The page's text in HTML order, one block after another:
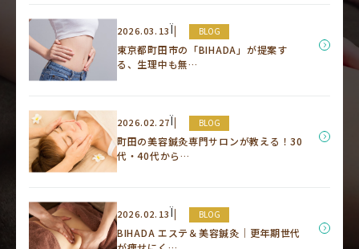
2026.03.13Ï BLOG
東京都町田市の「BIHADA」が提案す
る、生理中も無…
2026.02.27Ï BLOG
町田の美容鍼灸専門サロンが教える！30
代・40代から…
2026.02.13Ï BLOG
BIHADA エステ＆美容鍼灸｜更年期世代